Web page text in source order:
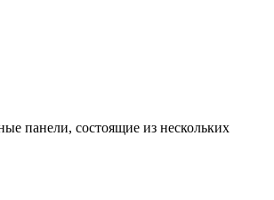
панели, состоящие из нескольких